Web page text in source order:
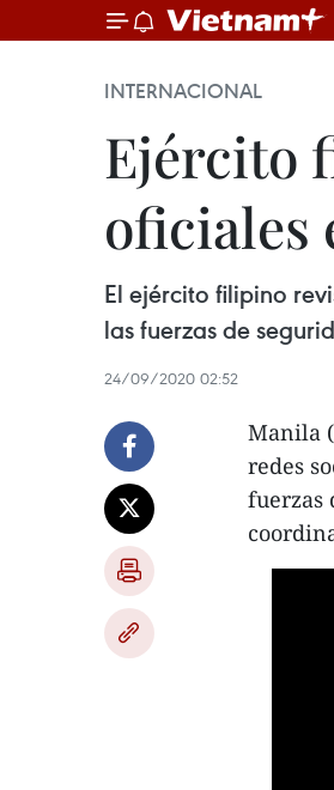
INTERNACIONAL
Ejército
oficiales
El ejército filipino
las fuerzas de
24/09/2020 02:52
Manila
redes
fuerzas